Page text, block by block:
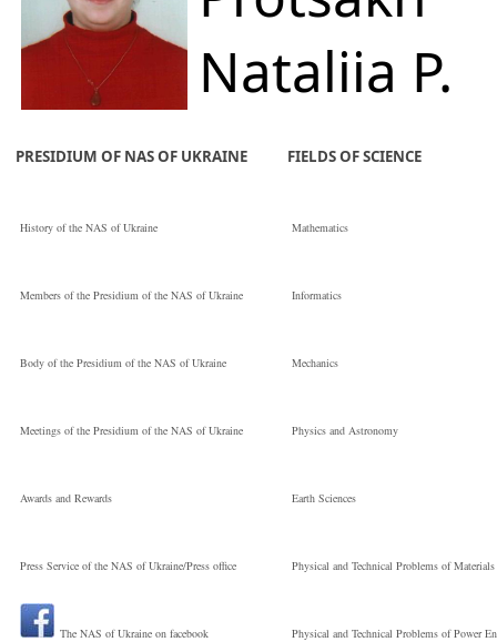
Ya. S. Pidstryhach
Institute for
Problems of Me
співробітник
Institute for
Problems of Me
категорії
Nataliia P.
Кандидат
фізико-
математичних
наук
Ya. S. Pidstryhach
Institute for
Problems of Me
PRESIDIUM OF NAS OF UKRAINE
History of the NAS of Ukraine
Members of the Presidium of the NAS of Ukraine
Body of the Presidium of the NAS of Ukraine
Meetings of the Presidium of the NAS of Ukraine
Awards and Rewards
Press Service of the NAS of Ukraine/Press office
The NAS of Ukraine on facebook
FIELDS OF SCIENCE
Mathematics
Informatics
Mechanics
Physics and Astronomy
Earth Sciences
Physical and Technical Problems of Materials
Physical and Technical Problems of Power